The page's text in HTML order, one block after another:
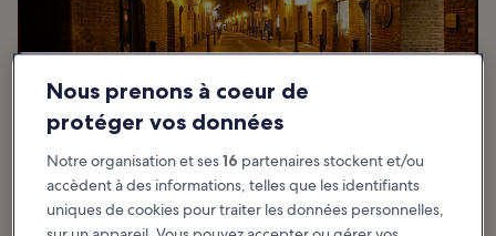
Nous prenons à coeur de
protéger vos données
Notre organisation et ses16 partenaires stockent et/ou
accèdent à des informations, telles que les identifiants
uniques de cookies pour traiter les données personnelles,